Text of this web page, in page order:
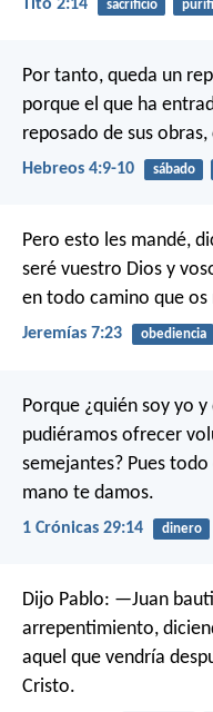
Tito 2:14 sacrificio
Por tanto, queda un
porque el que ha
reposado de sus
Hebreos 4:9-10 sábado
Pero esto les mandé,
seré vuestro Dios y
en todo camino que os
Jeremías 7:23 obediencia
Porque ¿quién soy yo
pudiéramos ofrecer
semejantes? Pues
mano te damos.
1 Crónicas 29:14 dinero
Dijo Pablo: —Juan
arrepentimiento,
aquel que vendría
Cristo.